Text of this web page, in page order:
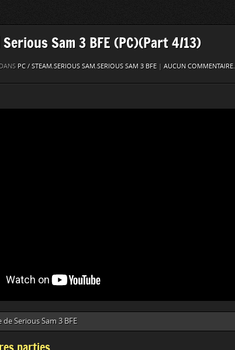
Sam 3 BFE (PC)(Part 4/13)
PC / STEAM,SERIOUS SAM,SERIOUS SAM 3 BFE | AUCUN COMMENTAIRE.
Serious Sam 3 BFE